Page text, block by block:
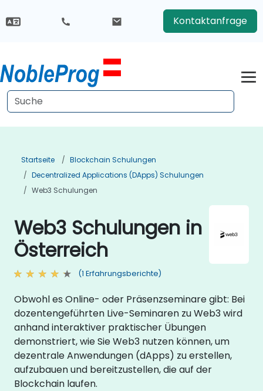
Kontaktanfrage
Startseite
Blockchain Schulungen
Decentralized Applications (DApps) Schulungen
Web3 Schulungen
Web3 Schulungen in
Österreich
(1 Erfahrungsberichte)
Obwohl es Online- oder Präsenzseminare gibt: Bei
dozentengeführten Live-Seminaren zu Web3 wird
anhand interaktiver praktischer Übungen
demonstriert, wie Sie Web3 nutzen können, um
dezentrale Anwendungen (dApps) zu erstellen,
aufzubauen und bereitzustellen, die auf der
Blockchain laufen.